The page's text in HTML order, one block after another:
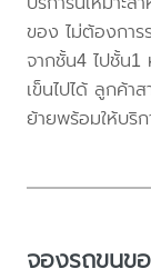
ของ ไม่ต้องกา
จากชั้น4 ไปชั้น1
เข็นไปได้ ลูกค้า
ย้ายพร้อมให้บริ
จองรถขนข